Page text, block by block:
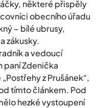
některé přispěly
obecního úřadu
– bílé ubrusy,
zákusky.
a vedoucí
paní Zdenička
z Prušánek“,
tímto článkem. Pod
hezké vystoupení